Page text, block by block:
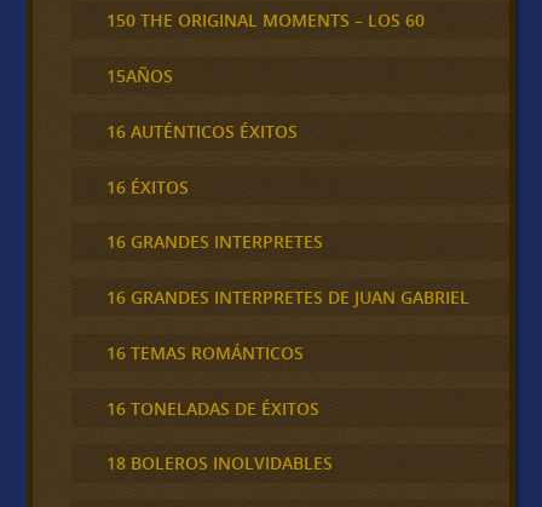
150 THE ORIGINAL MOMENTS – LOS 60
15AÑOS
16 AUTÉNTICOS ÉXITOS
16 ÉXITOS
16 GRANDES INTERPRETES
16 GRANDES INTERPRETES DE JUAN GABRIEL
16 TEMAS ROMÁNTICOS
16 TONELADAS DE ÉXITOS
18 BOLEROS INOLVIDABLES